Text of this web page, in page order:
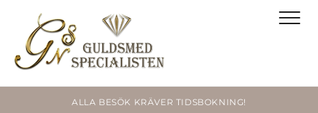
ALLA BESÖK KRÄVER TIDSBOKNING!